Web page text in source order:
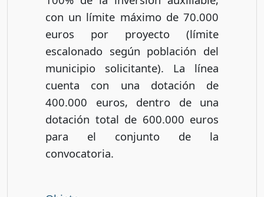
con un límite máximo de 70.000
euros por proyecto (límite
escalonado según población del
municipio solicitante). La línea
cuenta con una dotación de
400.000 euros, dentro de una
dotación total de 600.000 euros
para el conjunto de la
convocatoria.